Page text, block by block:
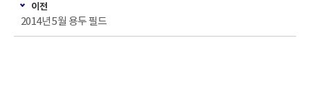
이전
2014년 5월 용두 필드